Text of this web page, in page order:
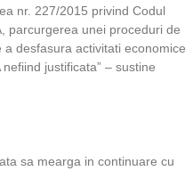
nr. 227/2015 privind Codul
parcurgerea unei proceduri de
desfasura activitati economice
justificata” – sustine
sa mearga in continuare cu